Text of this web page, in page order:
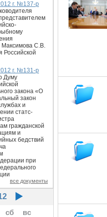
г. №137-р
Максимова С.В.
Российской
г. №131-р
Думу
закона «О
закон
и
статс-
гражданской
и
бедствий
при
все документы
сб вс